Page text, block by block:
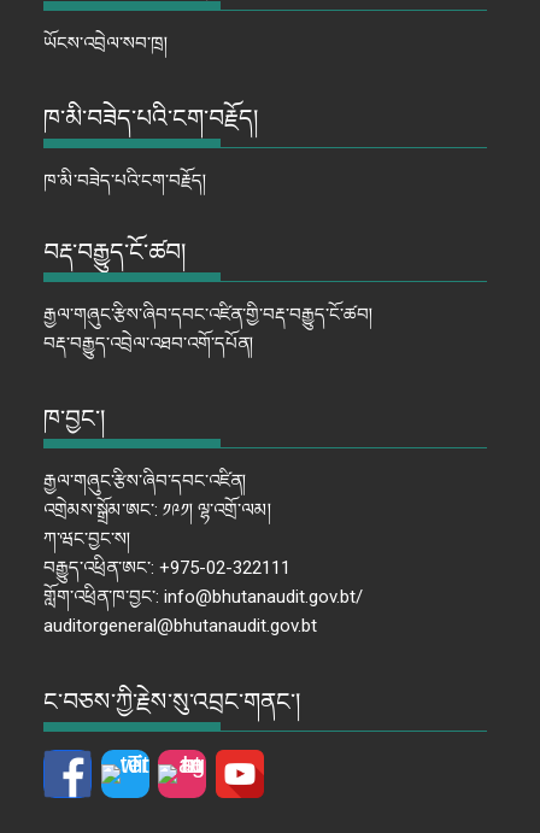
ཡོངས་འབྲེལ་སབ་ཁྲ།
ཁ་མི་བཟེད་པའི་ངག་བརྗོད།
ཁ་མི་བཟེད་པའི་ངག་བརྗོད།
བརྡ་བརྒྱུད་ངོ་ཚབ།
རྒྱལ་གཞུང་རྩིས་ཞིབ་དབང་འཛིན་གྱི་བརྡ་བརྒྱུད་ངོ་ཚབ།
བརྡ་བརྒྱུད་འབྲེལ་འཐབ་འགོ་དཔོན།
ཁ་བྱང་།
རྒྱལ་གཞུང་རྩིས་ཞིབ་དབང་འཛིན།
འགྲེམས་སྒྲོམ་ཨང་: ༡༩༡། ལྷ་འགྲོ་ལམ།
ཀ་ཝང་བྱང་ས།
བརྒྱུད་འཕྲིན་ཨང་: +975-02-322111
གློག་འཕྲིན་ཁ་བྱང་: info@bhutanaudit.gov.bt/
auditorgeneral@bhutanaudit.gov.bt
ང་བཅས་ཀྱི་རྗེས་སུ་འབྲང་གནང་།